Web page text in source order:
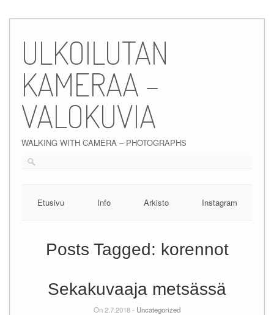
content
ULKOILUTAN
KAMERAA –
VALOKUVIA
WALKING WITH CAMERA – PHOTOGRAPHS
Etusivu Info Arkisto Instagram
Posts Tagged: korennot
Sekakuvaaja metsässä
On 2.7.2018 - Uncategorized